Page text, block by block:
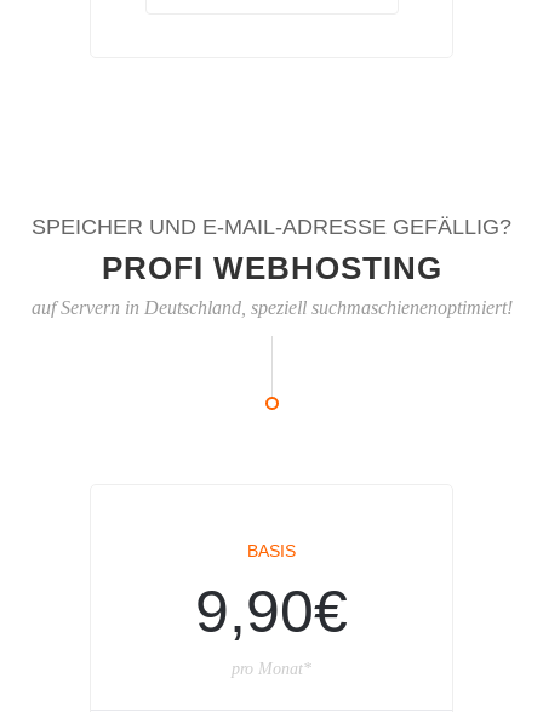
SPEICHER UND E-MAIL-ADRESSE GEFÄLLIG?
PROFI WEBHOSTING
auf Servern in Deutschland, speziell suchmaschienenoptimiert!
BASIS
9,90€
pro Monat*